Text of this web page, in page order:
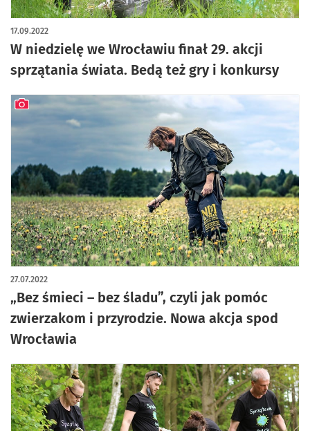
W niedzielę we Wrocławiu finał 29. akcji
sprzątania świata. Bedą też gry i konkursy
17.09.2022
„Bez śmieci – bez śladu”, czyli jak pomóc
zwierzakom i przyrodzie. Nowa akcja spod
Wrocławia
27.07.2022
artykuł z galerią zdjęć